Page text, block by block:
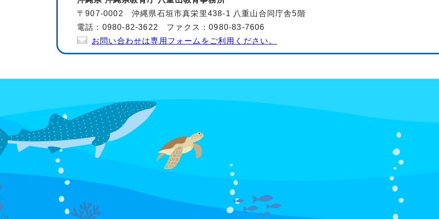
〒907-0002 沖縄県石垣市真栄里438-1 八重山合同庁舎5階
電話：0980-82-3622 ファクス：0980-83-7606
お問い合わせは専用フォームをご利用ください。